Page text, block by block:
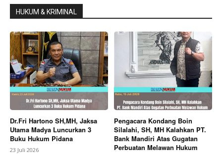
HUKUM & KRIMINAL
Dr.Fri Hartono SH,MH, Jaksa
Utama Madya Luncurkan 3
Buku Hukum Pidana
23 Juli 2026
Pengacara Kondang Boin
Silalahi, SH, MH Kalahkan PT.
Bank Mandiri Atas Gugatan
Perbuatan Melawan Hukum